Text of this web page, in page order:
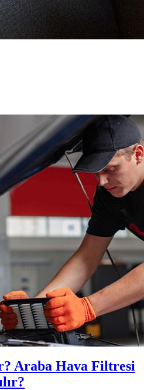
Araba Hava Filtresi